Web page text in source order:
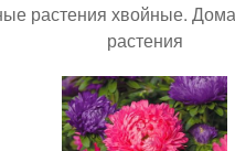
растения хвойные.
растения